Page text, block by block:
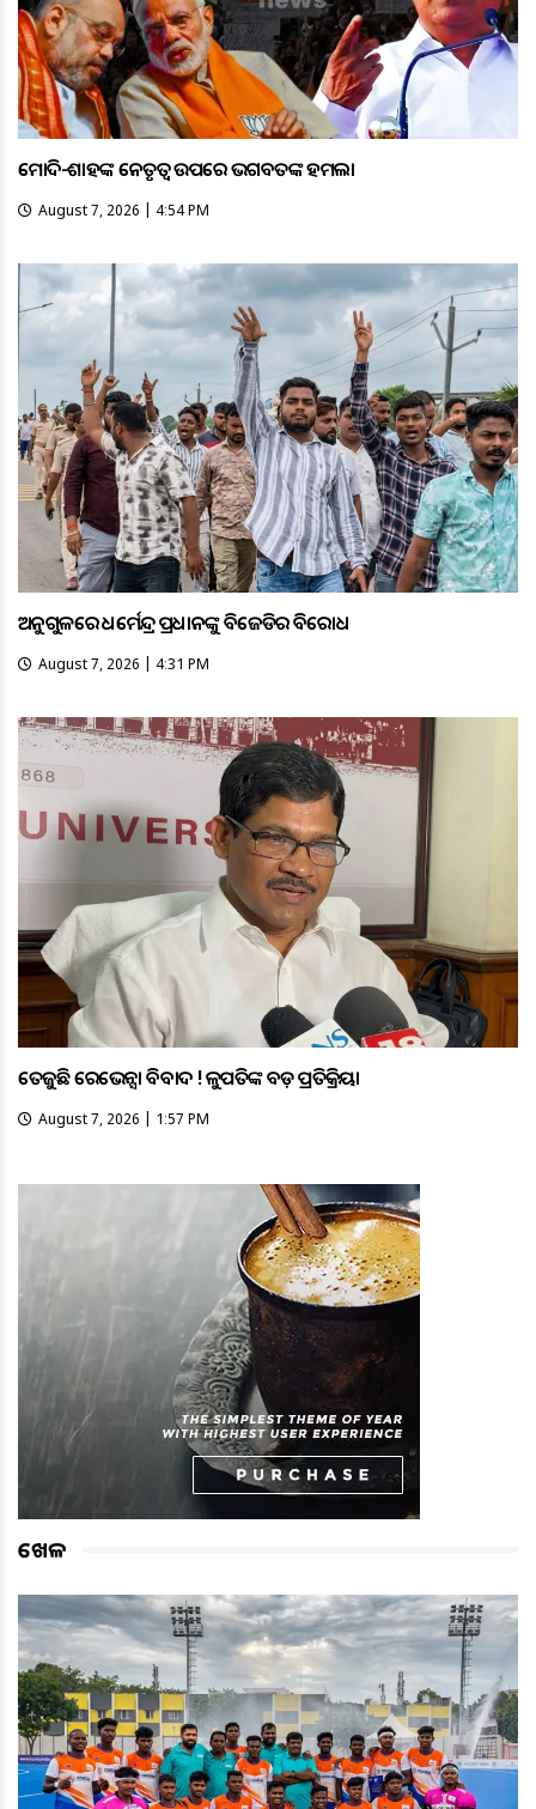
ମୋଦି-ଶାହଙ୍କ ନେତୃତ୍ୱ ଉପରେ ଭଗବତଙ୍କ ହମଲା
August 7, 2026 | 4:54 PM
ଅନୁଗୁଳରେ ଧର୍ମେନ୍ଦ୍ର ପ୍ରଧାନଙ୍କୁ ବିଜେଡିର ବିରୋଧ
August 7, 2026 | 4:31 PM
ତେଜୁଛି ରେଭେନ୍ସା ବିବାଦ ! କୁଳପତିଙ୍କ ବଡ଼ ପ୍ରତିକ୍ରିୟା
August 7, 2026 | 1:57 PM
ଖେଳ